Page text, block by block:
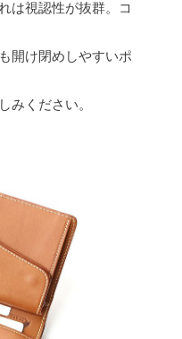
は視認性が抜群。コ
開け閉めしやすいポ
みください。